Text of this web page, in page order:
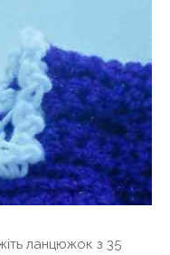
ланцюжок з 35